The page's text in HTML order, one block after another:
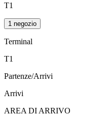
T1
1 negozio
Terminal
T1
Partenze/Arrivi
Arrivi
AREA DI ARRIVO